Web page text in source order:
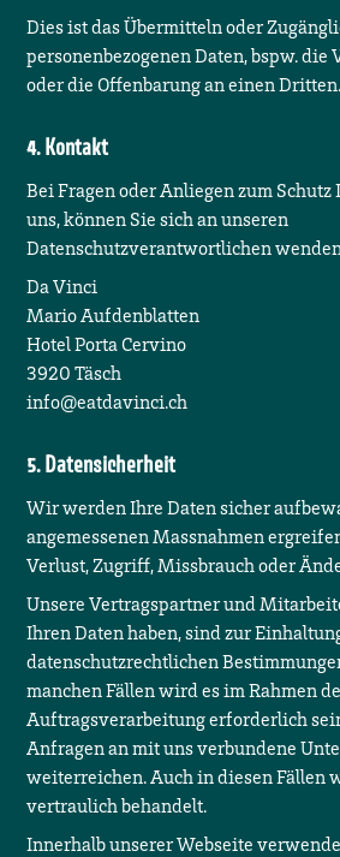
Dies ist das Übermitteln oder
personenbezogenen Daten, bspw.
oder die Offenbarung an einen Dritten.
Kontakt
Bei Fragen oder Anliegen zum
uns, können Sie sich an unseren
Datenschutzverantwortlichen
Da Vinci
Mario Aufdenblatten
Hotel Porta Cervino
3920 Täsch
info@eatdavinci.ch
Datensicherheit
Wir werden Ihre Daten sicher
angemessenen Massnahmen
Verlust, Zugriff, Missbrauch oder
Unsere Vertragspartner und
Ihren Daten haben, sind zur
datenschutzrechtlichen
manchen Fällen wird es im Rahmen
Auftragsverarbeitung erforderlich
Anfragen an mit uns verbundene
weiterreichen. Auch in diesen Fällen
vertraulich behandelt.
Innerhalb unserer Webseite